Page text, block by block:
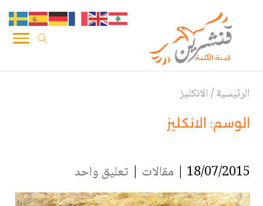
الرئيسية/الانكليز
الوسم: الانكليز
18/07/2015 | مقالات | تعليق واحد